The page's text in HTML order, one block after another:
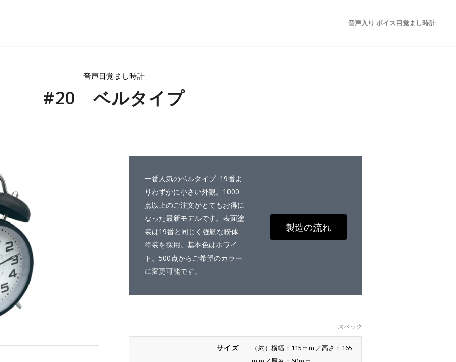
音声入り ボイス目覚まし時計
音声目覚まし時計
#20 ベルタイプ
一番人気のベルタイプ 19番よ
りわずかに小さい外観。1000
点以上のご注文がとてもお得に
なった最新モデルです。表面塗
装は19番と同じく強靭な粉体
塗装を採用。基本色はホワイ
ト。500点からご希望のカラー
に変更可能です。
製造の流れ
スペック
サイズ
（約）横幅：115ｍｍ／高さ：165